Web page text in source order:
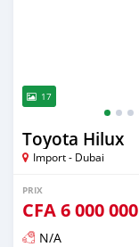
17
Toyota Hilux
Import - Dubai
PRIX
CFA6 000 000
N/A